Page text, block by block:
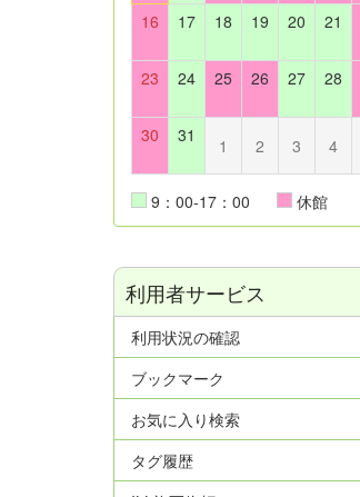
16 17 18 19 20 21
23 24 25 26 27 28
30 31 1 2 3 4
9：00-17：00 休館
利用者サービス
利用状況の確認
ブックマーク
お気に入り検索
タグ履歴